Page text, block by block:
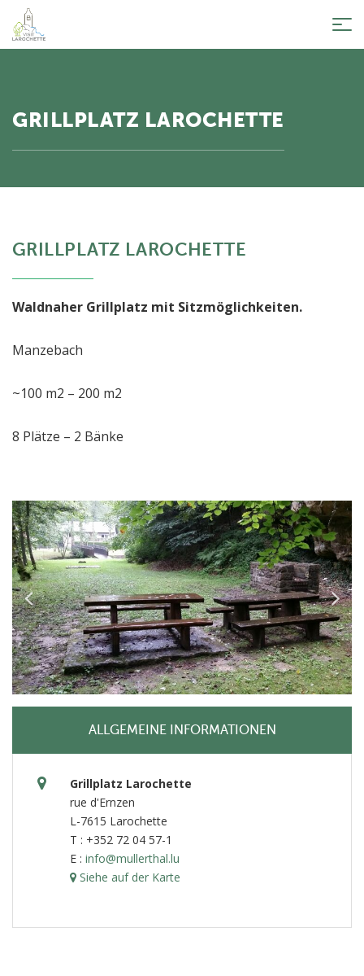
GRILLPLATZ LAROCHETTE
GRILLPLATZ LAROCHETTE
Waldnaher Grillplatz mit Sitzmöglichkeiten.
Manzebach
~100 m2 – 200 m2
8 Plätze – 2 Bänke
ALLGEMEINE INFORMATIONEN
Grillplatz Larochette
rue d'Ernzen
L-7615 Larochette
T : +352 72 04 57-1
E : info@mullerthal.lu
Siehe auf der Karte